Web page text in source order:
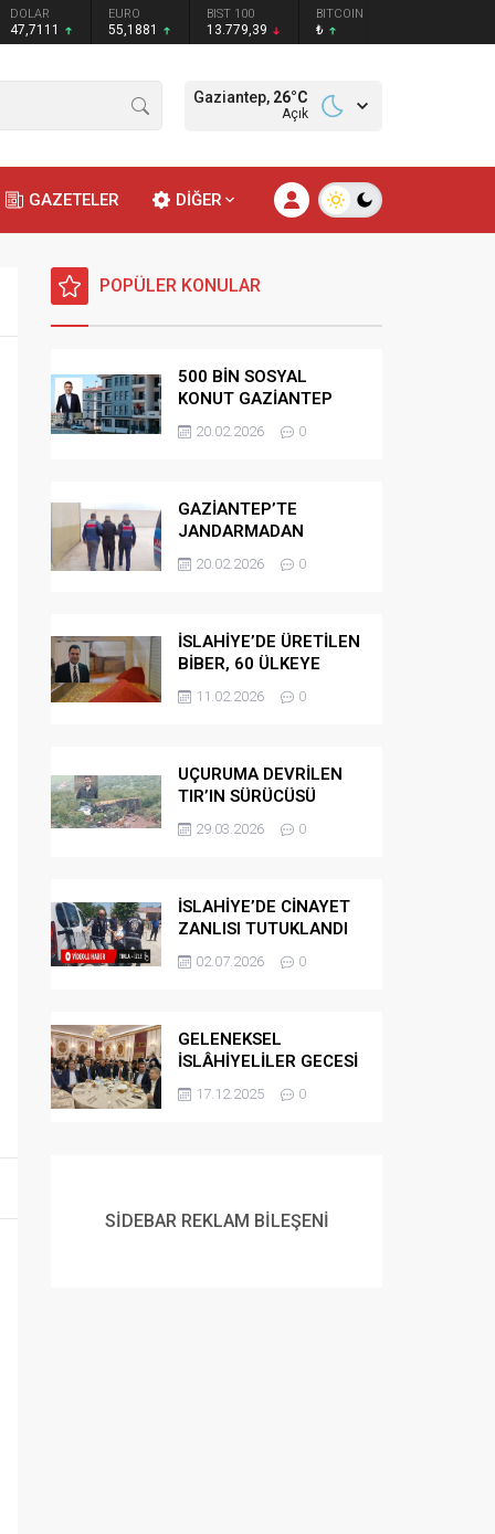
DOLAR
47,7111
EURO
55,1881
BIST 100
13.779,39
BITCOIN
₺
Gaziantep, 26°C
Açık
GAZETELER DİĞER
POPÜLER KONULAR
500 BİN SOSYAL
KONUT GAZİANTEP
HAK SAHİPLİĞİ
BELİRLEME KURASI-
20.02.2026 0
GAZİANTEP’TE
JANDARMADAN
GÖÇMEN
KAÇAKÇILARINA
20.02.2026 0
İSLAHİYE’DE ÜRETİLEN
BİBER, 60 ÜLKEYE
İHRAÇ EDİLİYOR
11.02.2026 0
UÇURUMA DEVRİLEN
TIR’IN SÜRÜCÜSÜ
HAYATINI KAYBETTİ
29.03.2026 0
İSLAHİYE’DE CİNAYET
ZANLISI TUTUKLANDI
02.07.2026 0
GELENEKSEL
İSLÂHİYELİLER GECESİ
DÜZENLENDİ
17.12.2025 0
SİDEBAR REKLAM BİLEŞENİ